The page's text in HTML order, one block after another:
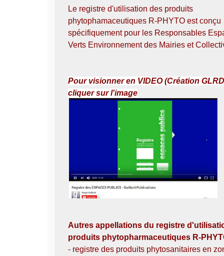
Le registre d'utilisation des produits
phytophamaceutiques R-PHYTO est conçu
spécifiquement pour les Responsables
Verts Environnement des Mairies et
Pour visionner en VIDEO(Création
cliquer sur l'image
Autres appellations du registre
produits phytopharmaceutiques R-
- registre des produits phytosanitaires en